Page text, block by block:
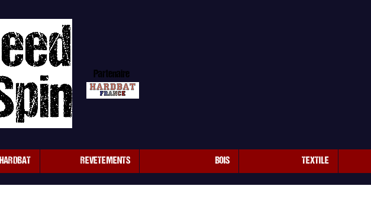
Partenaire
HARDBAT REVETEMENTS BOIS TEXTILE